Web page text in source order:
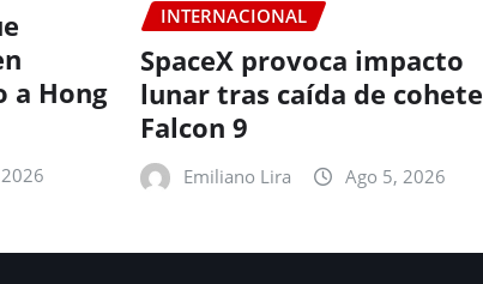
a Hong
INTERNACIONAL
SpaceX provoca impacto
lunar tras caída de cohete
Falcon 9
Emiliano Lira Ago 5, 2026